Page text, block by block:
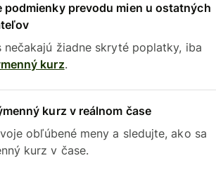
podmienky prevodu mien u ostatných
nečakajú žiadne skryté poplatky, iba
kurz.
kurz v reálnom čase
obľúbené meny a sledujte, ako sa
kurz v čase.